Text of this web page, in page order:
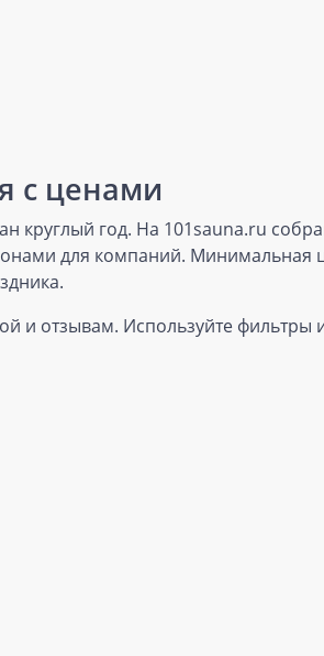
с ценами
год. На 101sauna.ru
для компаний. Минимальная
и отзывам. Используйте